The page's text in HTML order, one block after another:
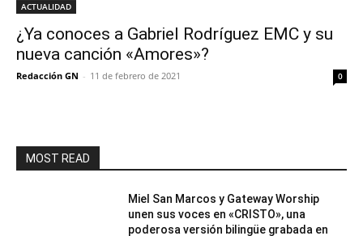
ACTUALIDAD
¿Ya conoces a Gabriel Rodríguez EMC y su
nueva canción «Amores»?
Redacción GN - 11 de febrero de 2021 0
MOST READ
Miel San Marcos y Gateway Worship
unen sus voces en «CRISTO», una
poderosa versión bilingüe grabada en